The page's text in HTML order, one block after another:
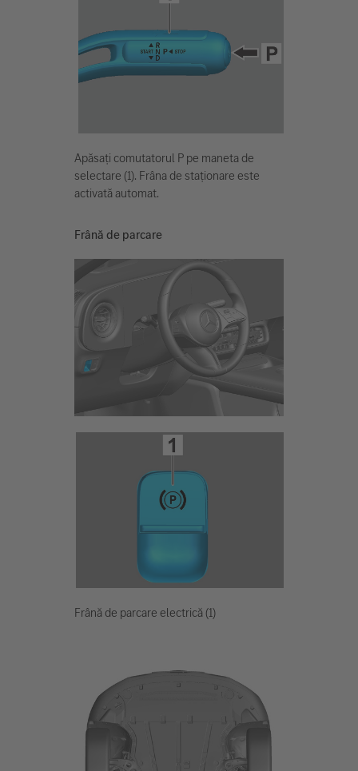
Apăsați comutatorul P pe maneta de
selectare (1). Frâna de staționare este
activată automat.
Frână de parcare
Frână de parcare electrică (1)